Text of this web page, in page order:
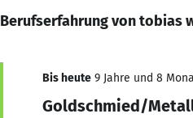
Berufserfahrung von tobias
Bis heute 9 Jahre und 8
Goldschmied/